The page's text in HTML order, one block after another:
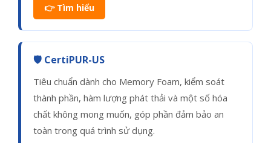
👉 Tìm hiểu
🛡️ CertiPUR-US
Tiêu chuẩn dành cho Memory Foam, kiểm soát
thành phần, hàm lượng phát thải và một số hóa
chất không mong muốn, góp phần đảm bảo an
toàn trong quá trình sử dụng.